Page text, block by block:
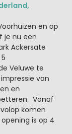
en op
je nu een
Ackersate
Veluwe te
van
en
Vanaf
komen
is op 4